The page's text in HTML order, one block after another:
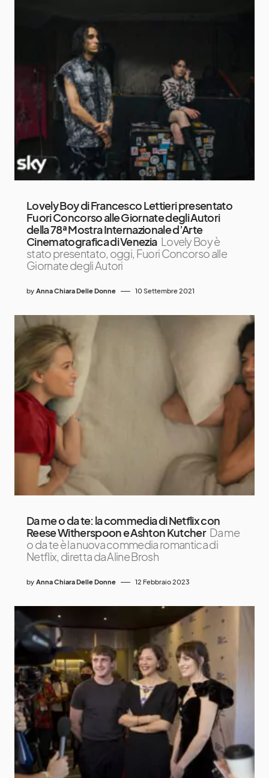
Lovely Boy di Francesco Lettieri presentato
Fuori Concorso alle Giornate degli Autori
della 78ª Mostra Internazionale d’Arte
Cinematografica di Venezia Lovely Boy è
stato presentato, oggi, Fuori Concorso alle
Giornate degli Autori
by Anna Chiara Delle Donne 10 Settembre 2021
Da me o da te: la commedia di Netflix con
Reese Witherspoon e Ashton Kutcher Da me
o da te è la nuova commedia romantica di
Netflix, diretta da Aline Brosh
by Anna Chiara Delle Donne 12 Febbraio 2023